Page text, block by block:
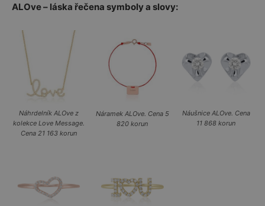
ALOve – láska řečena symboly a slovy:
Náhrdelník ALOve z
kolekce Love Message.
Cena 21 163 korun
Náramek ALOve. Cena 5
820 korun
Náušnice ALOve. Cena
11 868 korun